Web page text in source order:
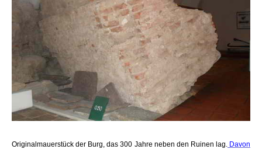
Originalmauerstück der Burg, das 300 Jahre neben den Ruinen lag. Davon